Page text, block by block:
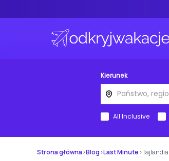
Kierunek
All Inclusive
Strona główna›Blog›Last Minute›